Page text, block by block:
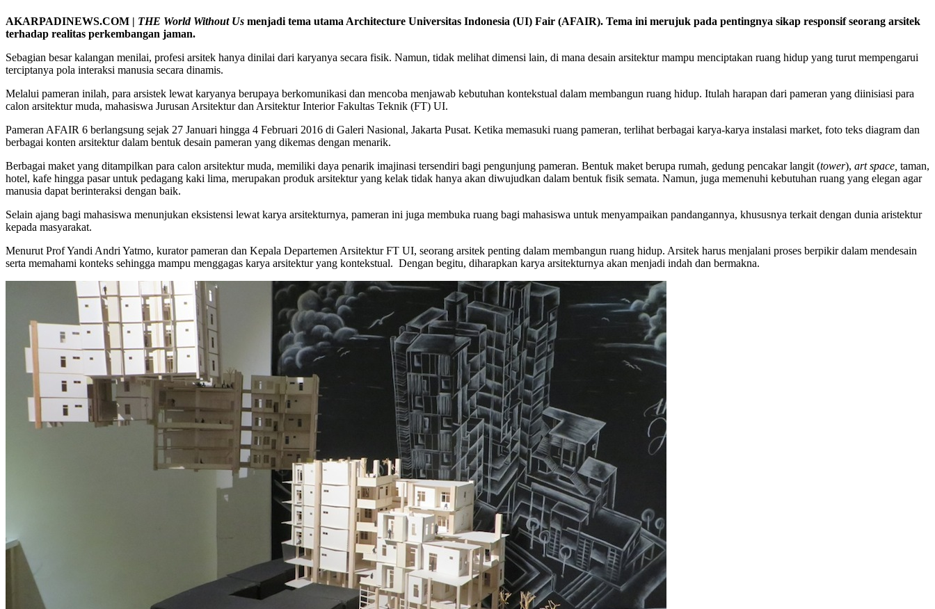
AKARPADINEWS.COM | THE World Without Us menjadi tema utama Architecture Universitas Indonesia (UI) Fair (AFAIR). Tema ini merujuk pada pentingnya sikap responsif seorang arsitek
terhadap realitas perkembangan jaman.
Sebagian besar kalangan menilai, profesi arsitek hanya dinilai dari karyanya secara fisik. Namun, tidak melihat dimensi lain, di mana desain arsitektur mampu menciptakan ruang hidup yang turut mempengarui
terciptanya pola interaksi manusia secara dinamis.
Melalui pameran inilah, para arsistek lewat karyanya berupaya berkomunikasi dan mencoba menjawab kebutuhan kontekstual dalam membangun ruang hidup. Itulah harapan dari pameran yang diinisiasi para
calon arsitektur muda, mahasiswa Jurusan Arsitektur dan Arsitektur Interior Fakultas Teknik (FT) UI.
Pameran AFAIR 6 berlangsung sejak 27 Januari hingga 4 Februari 2016 di Galeri Nasional, Jakarta Pusat. Ketika memasuki ruang pameran, terlihat berbagai karya-karya instalasi market, foto teks diagram dan
berbagai konten arsitektur dalam bentuk desain pameran yang dikemas dengan menarik.
Berbagai maket yang ditampilkan para calon arsitektur muda, memiliki daya penarik imajinasi tersendiri bagi pengunjung pameran. Bentuk maket berupa rumah, gedung pencakar langit (tower), art space, taman,
hotel, kafe hingga pasar untuk pedagang kaki lima, merupakan produk arsitektur yang kelak tidak hanya akan diwujudkan dalam bentuk fisik semata. Namun, juga memenuhi kebutuhan ruang yang elegan agar
manusia dapat berinteraksi dengan baik.
Selain ajang bagi mahasiswa menunjukan eksistensi lewat karya arsitekturnya, pameran ini juga membuka ruang bagi mahasiswa untuk menyampaikan pandangannya, khususnya terkait dengan dunia aristektur
kepada masyarakat.
Menurut Prof Yandi Andri Yatmo, kurator pameran dan Kepala Departemen Arsitektur FT UI, seorang arsitek penting dalam membangun ruang hidup. Arsitek harus menjalani proses berpikir dalam mendesain
serta memahami konteks sehingga mampu menggagas karya arsitektur yang kontekstual. Dengan begitu, diharapkan karya arsitekturnya akan menjadi indah dan bermakna.